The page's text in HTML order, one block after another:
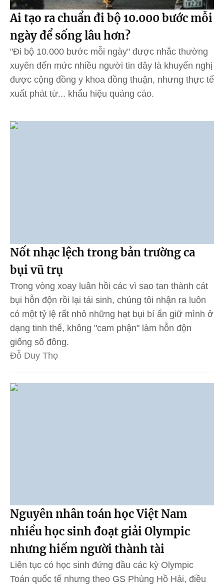
Ai tạo ra chuẩn đi bộ 10.000 bước mỗi
ngày để sống lâu hơn?
"Đi bộ 10.000 bước mỗi ngày" được nhắc thường
xuyên đến mức nhiều người tin đây là khuyến nghị
được cộng đồng y khoa đồng thuận, nhưng thực tế
xuất phát từ... khẩu hiệu quảng cáo.
Nốt nhạc lệch trong bản trường ca
bụi vũ trụ
Trong vòng xoay luân hồi các vì sao tan thành cát
bụi hỗn độn rồi lại tái sinh, chúng tôi nhận ra luôn
có một tỷ lệ rất nhỏ những hạt bụi bí ẩn giữ mình ở
dạng tinh thể, không "cam phận" làm hỗn độn
giống số đông.
Đỗ Duy Thọ
Nguyên nhân toán học Việt Nam
nhiều học sinh đoạt giải Olympic
nhưng hiếm người thành tài
Liên tục có học sinh đứng đầu các kỳ Olympic
Toán quốc tế nhưng theo GS Phùng Hồ Hải, điều